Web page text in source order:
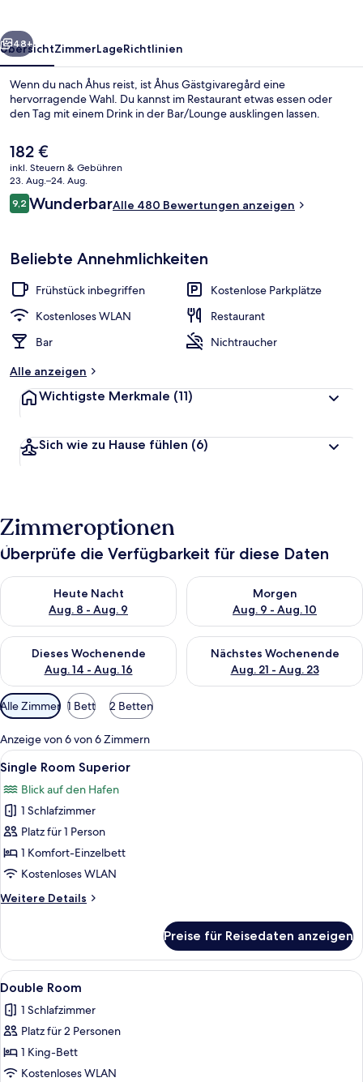
Weiter
48+
ÜbersichtZimmerLageRichtlinien
Wenn du nach Åhus reist, ist Åhus Gästgivaregård eine
hervorragende Wahl. Du kannst im Restaurant etwas essen oder
den Tag mit einem Drink in der Bar/Lounge ausklingen lassen.
Der
aktuelle
Preis
beträgt
182 €.
182 €
inkl. Steuern & Gebühren
23. Aug.–24. Aug.
Bewertungen
9,29,2 von 10.
WunderbarAlle 480 Bewertungen anzeigen
Beliebte Annehmlichkeiten
Frühstück inbegriffen
Kostenlose Parkplätze
Kostenloses WLAN
Restaurant
Bar
Nichtraucher
Alle anzeigen
Wichtigste Merkmale (11)
Sich wie zu Hause fühlen (6)
Zimmeroptionen
Überprüfe die Verfügbarkeit für diese Daten
Heute Nacht
Aug. 8 - Aug. 9
Überprüfe die Verfügbarkeit für heute Nacht, Aug. 8 - Aug. 9.
Morgen
Aug. 9 - Aug. 10
Überprüfe die Verfügbarkeit
Dieses Wochenende
Aug. 14 - Aug. 16
Überprüfe die Verfügbarkeit für dieses Wochenende, Aug. 14
Nächstes Wochenende
Aug. 21 - Aug. 23
Überprüfe die Verfügbarkeit
Verfügbare
Filter
für
Zimmer
Alle Zimmer 1 Bett 2 Betten
Anzeige von 6 von 6 Zimmern
Alle
Fotos
für
Single
Room
Superior
anzeigen
Ein ordentlich bezogenes Bett mit
2
Single Room Superior
Blick auf den Hafen
1 Schlafzimmer
Platz für 1 Person
1 Komfort-Einzelbett
Kostenloses WLAN
Weitere Details
Weitere
Room
Superior
Preise für Reisedaten anzeigen
Alle
Fotos
für
Double
Room
anzeigen
Ein ordentlich bezogenes Bett mit
6
Double Room
1 Schlafzimmer
Platz für 2 Personen
1 King-Bett
Kostenloses WLAN